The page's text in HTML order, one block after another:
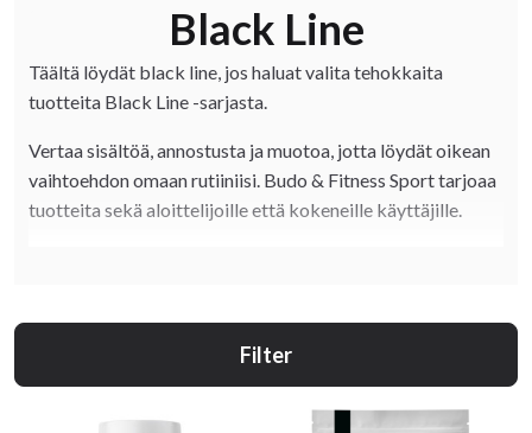
Black Line
Täältä löydät black line, jos haluat valita tehokkaita
tuotteita Black Line -sarjasta.
Vertaa sisältöä, annostusta ja muotoa, jotta löydät oikean
vaihtoehdon omaan rutiiniisi. Budo & Fitness Sport tarjoaa
tuotteita sekä aloittelijoille että kokeneille käyttäjille.
Filter